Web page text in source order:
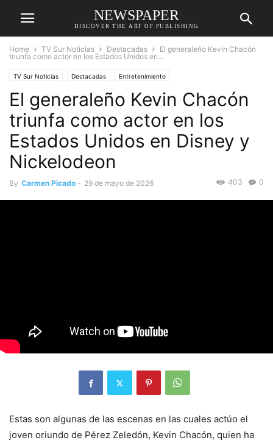
NEWSPAPER
DISCOVER THE ART OF PUBLISHING
Home TV Sur Noticias Destacadas
El generaleño Kevin Chacón
triunfa como actor en los Estados Unidos en...
TV Sur Noticias Destacadas Entretenimiento
El generaleño Kevin Chacón
triunfa como actor en los
Estados Unidos en Disney y
Nickelodeon
By Carmen Picado - 29 de mayo de 2026 0
403
Estas son algunas de las escenas en las cuales actúo el
joven oriundo de Pérez Zeledón, Kevin Chacón, quien ha